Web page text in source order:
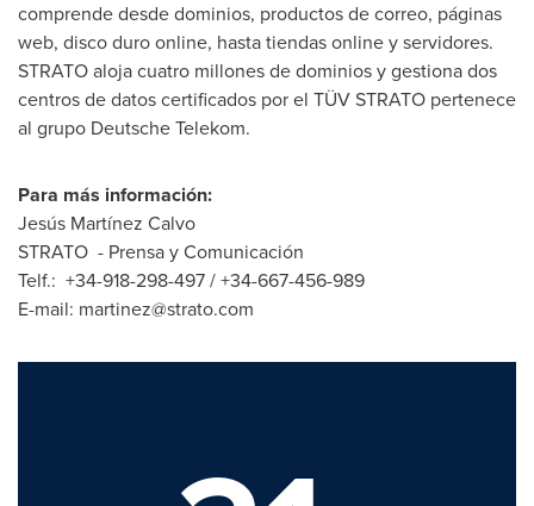
comprende desde dominios, productos de correo, páginas
web, disco duro online, hasta tiendas online y servidores.
STRATO aloja cuatro millones de dominios y gestiona dos
centros de datos certificados por el TÜV STRATO pertenece
al grupo Deutsche Telekom.
Para más información:
Jesús Martínez Calvo
STRATO - Prensa y Comunicación
Telf.: +34-918-298-497 / +34-667-456-989
E-mail: martinez@strato.com